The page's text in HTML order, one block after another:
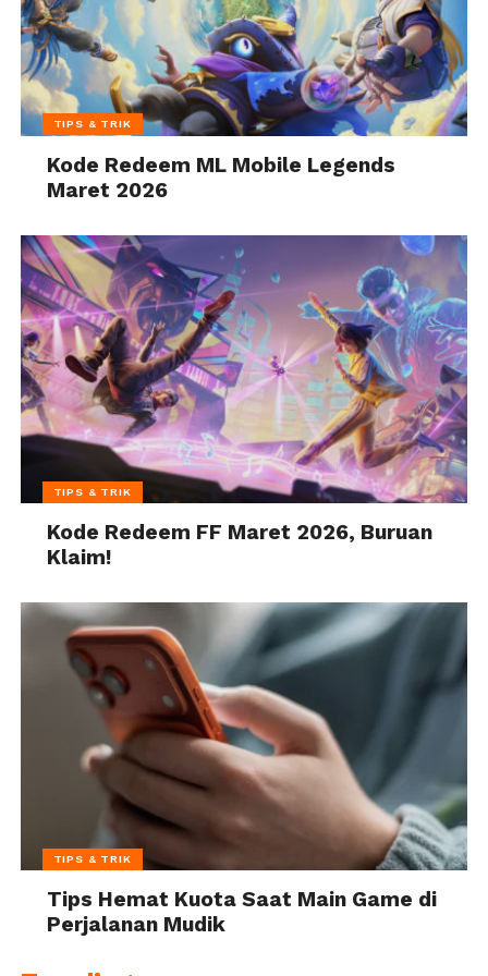
TIPS & TRIK
Kode Redeem ML Mobile Legends
Maret 2026
TIPS & TRIK
Kode Redeem FF Maret 2026, Buruan
Klaim!
TIPS & TRIK
Tips Hemat Kuota Saat Main Game di
Perjalanan Mudik